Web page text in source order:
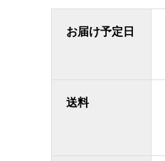
お届け予定日
送料